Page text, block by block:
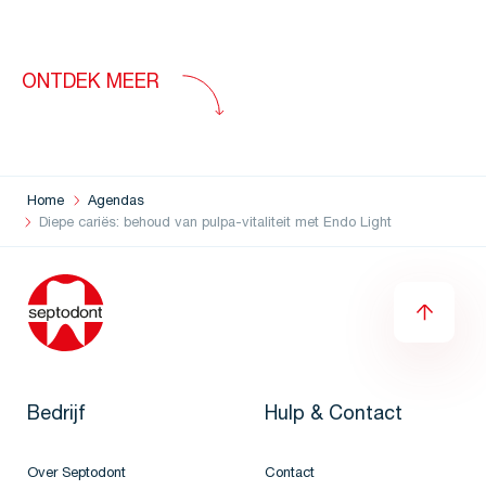
ONTDEK MEER
Home
Agendas
Diepe cariës: behoud van pulpa-vitaliteit met Endo Light
Bedrijf
Over Septodont
Hulp & Contact
Contact